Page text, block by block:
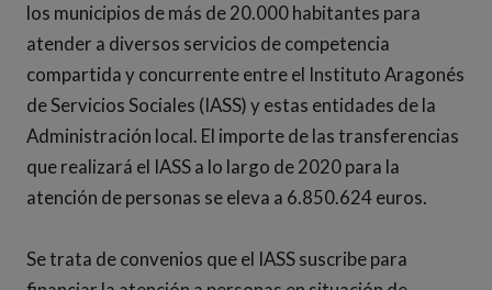
los municipios de más de 20.000 habitantes para
atender a diversos servicios de competencia
compartida y concurrente entre el Instituto Aragonés
de Servicios Sociales (IASS) y estas entidades de la
Administración local. El importe de las transferencias
que realizará el IASS a lo largo de 2020 para la
atención de personas se eleva a 6.850.624 euros.
Se trata de convenios que el IASS suscribe para